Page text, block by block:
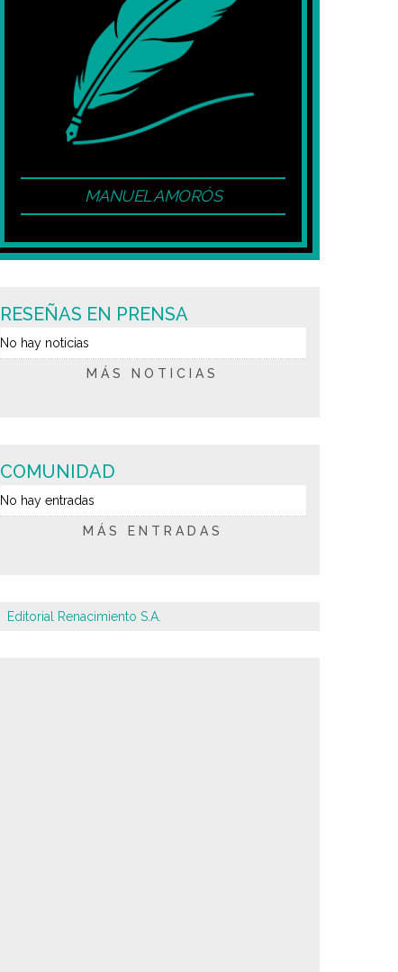
MANUEL AMORÓS
RESEÑAS EN PRENSA
No hay noticias
MÁS NOTICIAS
COMUNIDAD
No hay entradas
MÁS ENTRADAS
Editorial Renacimiento S.A.